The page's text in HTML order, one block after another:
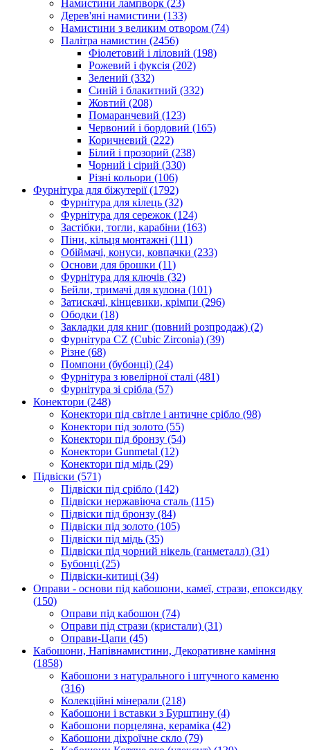
Намистини лампворк (23)
Дерев'яні намистини (133)
Намистини з великим отвором (74)
Палітра намистин (2456)
Фіолетовий і ліловий (198)
Рожевий і фуксія (202)
Зелений (332)
Синій і блакитний (332)
Жовтий (208)
Помаранчевий (123)
Червоний і бордовий (165)
Коричневий (222)
Білий і прозорий (238)
Чорний і сірий (330)
Різні кольори (106)
Фурнітура для біжутерії(1792)
Фурнітура для кілець (32)
Фурнітура для сережок (124)
Застібки, тогли, карабіни (163)
Піни, кільця монтажні (111)
Обіймачі, конуси, ковпачки (233)
Основи для брошки (11)
Фурнітура для ключів (32)
Бейли, тримачі для кулона (101)
Затискачі, кінцевики, крімпи (296)
Ободки (18)
Закладки для книг (повний розпродаж) (2)
Фурнітура CZ (Cubic Zirconia) (39)
Різне (68)
Помпони (бубонці) (24)
Фурнітура з ювелірної сталі (481)
Фурнітура зі срібла (57)
Конектори (248)
Конектори під світле і античне срібло (98)
Конектори під золото (55)
Конектори під бронзу (54)
Конектори Gunmetal (12)
Конектори під мідь (29)
Підвіски (571)
Підвіски під срібло (142)
Підвіски нержавіюча сталь (115)
Підвіски під бронзу (84)
Підвіски під золото (105)
Підвіски під мідь (35)
Підвіски під чорний нікель (ганметалл) (31)
Бубонці (25)
Підвіски-китиці (34)
Оправи - основи під кабошони, камеї, стрази, епоксидку
(150)
Оправи під кабошон (74)
Оправи під стрази (кристали) (31)
Оправи-Цапи (45)
Кабошони, Напівнамистини, Декоративне каміння
(1858)
Кабошони з натурального і штучного каменю
(316)
Колекційні мінерали (218)
Кабошони і вставки з Бурштину (4)
Кабошони порцеляна, кераміка (42)
Кабошони діхроїчне скло (79)